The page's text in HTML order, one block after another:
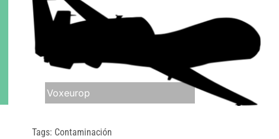
Voxeurop
Tags: Contaminación